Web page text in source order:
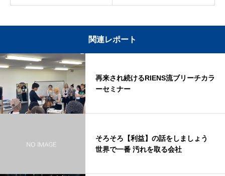
関連レポート
再来され続けるRIENS流ブリーチカラ
ーセミナー
そろそろ【利益】の話をしましょう
世界で一番 汚れを取る会社